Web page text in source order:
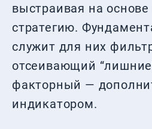
выстраивая на
стратегию.
служит для них
отсеивающий
факторный —
индикатором.